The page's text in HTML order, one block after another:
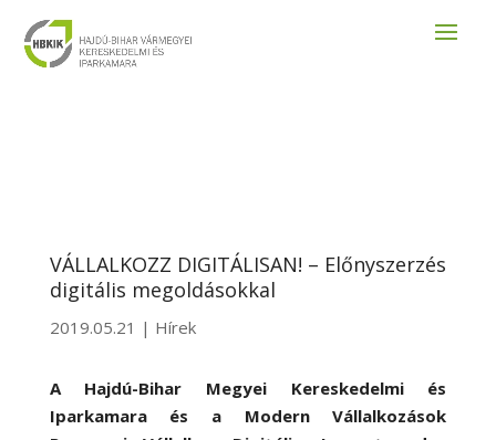
VÁLLALKOZZ DIGITÁLISAN! – Előnyszerzés
digitális megoldásokkal
2019.05.21 | Hírek
A Hajdú-Bihar Megyei Kereskedelmi és
Iparkamara és a Modern Vállalkozások